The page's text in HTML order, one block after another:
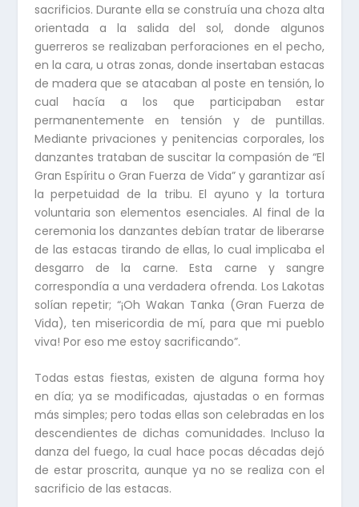
sacrificios. Durante ella se construía una choza alta
orientada a la salida del sol, donde algunos
guerreros se realizaban perforaciones en el pecho,
en la cara, u otras zonas, donde insertaban estacas
de madera que se atacaban al poste en tensión, lo
cual hacía a los que participaban estar
permanentemente en tensión y de puntillas.
Mediante privaciones y penitencias corporales, los
danzantes trataban de suscitar la compasión de “El
Gran Espíritu o Gran Fuerza de Vida” y garantizar así
la perpetuidad de la tribu. El ayuno y la tortura
voluntaria son elementos esenciales. Al final de la
ceremonia los danzantes debían tratar de liberarse
de las estacas tirando de ellas, lo cual implicaba el
desgarro de la carne. Esta carne y sangre
correspondía a una verdadera ofrenda. Los Lakotas
solían repetir; “¡Oh Wakan Tanka (Gran Fuerza de
Vida), ten misericordia de mí, para que mi pueblo
viva! Por eso me estoy sacrificando”.
Todas estas fiestas, existen de alguna forma hoy
en día; ya se modificadas, ajustadas o en formas
más simples; pero todas ellas son celebradas en los
descendientes de dichas comunidades. Incluso la
danza del fuego, la cual hace pocas décadas dejó
de estar proscrita, aunque ya no se realiza con el
sacrificio de las estacas.